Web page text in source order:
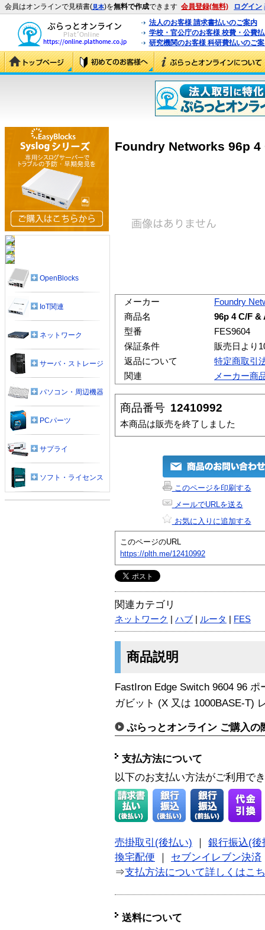
会員はオンラインで見積書(見本)を無料で作成できます 会員登録(無料) ログイン
法人のお客様 請求書払いのご案内
学校・官公庁のお客様 校費・公費
研究機関のお客様 科研費払いのご
Foundry Networks 96p 4
メーカー
Foundry
商品名
96p 4 C/F &
型番
FES9604
保証条件
販売日より
返品について
特定商取引
関連
メーカー商
商品番号 12410992
本商品は販売を終了しました
このページを印刷する
メールでURLを送る
お気に入りに追加する
このページのURL
https://plth.me/12410992
関連カテゴリ
ネットワーク ハブ ルータ FES
商品説明
FastIron Edge Switch 9604 96
ガビット (X 又は 1000BASE-T)
ぷらっとオンライン ご購入の
支払方法について
以下のお支払い方法がご利用で
売掛取引(後払い)
銀行振込(後
換宅配便
セブンイレブン決済
⇒支払方法について詳しくはこ
送料について
OpenBlocks
IoT関連
ネットワーク
サーバ・ストレージ
パソコン・周辺機器
PCパーツ
サプライ
ソフト・ライセンス